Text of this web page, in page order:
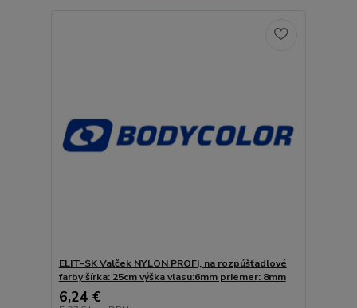
ELIT-SK Valček NYLON PROFI, na rozpúšťadlové
farby šírka: 25cm výška vlasu:6mm priemer: 8mm
6,24 €